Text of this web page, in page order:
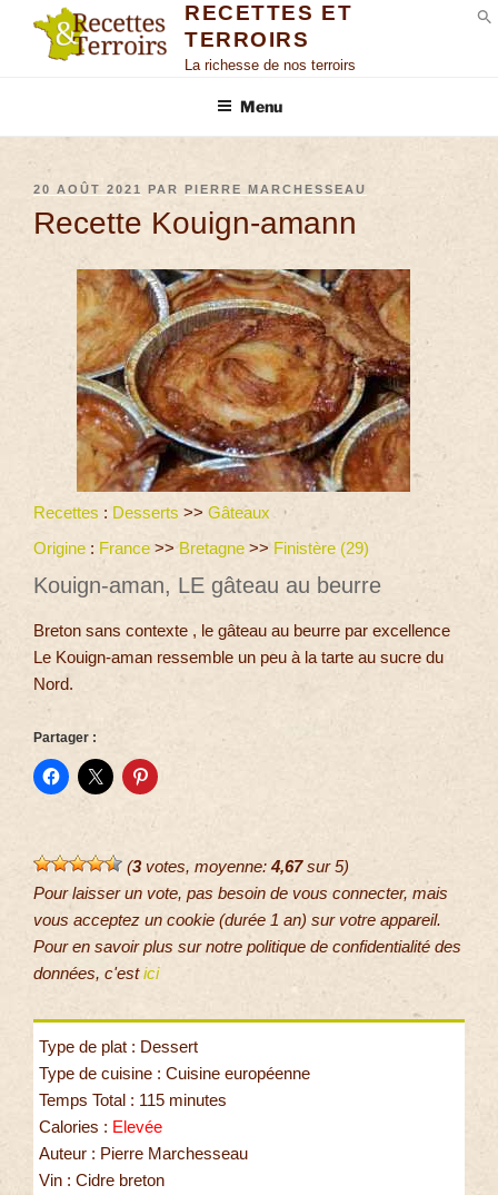
RECETTES ET
TERROIRS
La richesse de nos terroirs
Menu
20 AOÛT 2021 PAR PIERRE MARCHESSEAU
Recette Kouign-amann
Recettes : Desserts >> Gâteaux
Origine : France >> Bretagne >> Finistère (29)
Kouign-aman, LE gâteau au beurre
Breton sans contexte , le gâteau au beurre par excellence
Le Kouign-aman ressemble un peu à la tarte au sucre du
Nord.
Partager :
(3votes, moyenne:4,67sur 5)
Pour laisser un vote, pas besoin de vous connecter, mais
vous acceptez un cookie (durée 1 an) sur votre appareil.
Pour en savoir plus sur notre politique de confidentialité des
données, c'estici
Type de plat : Dessert
Type de cuisine : Cuisine européenne
Temps Total : 115 minutes
Calories : Elevée
Auteur : Pierre Marchesseau
Vin : Cidre breton